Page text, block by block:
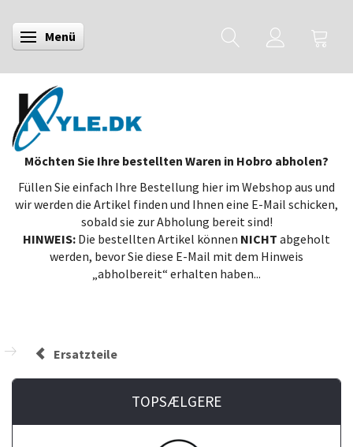
Anzeige ändern
Menü
Möchten Sie Ihre bestellten Waren in Hobro abholen?
Füllen Sie einfach Ihre Bestellung hier im Webshop aus und
wir werden die Artikel finden und Ihnen eine E-Mail schicken,
sobald sie zur Abholung bereit sind!
HINWEIS: Die bestellten Artikel können NICHT abgeholt
werden, bevor Sie diese E-Mail mit dem Hinweis
„abholbereit“ erhalten haben...
Ersatzteile
TOPSÆLGERE